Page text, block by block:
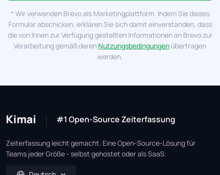
* Wir verwenden Brevo als Marketingplattform. Indem Sie dieses
Formular abschicken, erklären Sie sich damit einverstanden, dass
die von Ihnen zur Verfügung gestellten Informationen an Brevo zur
Verarbeitung gemäß deren Nutzungsbedingungen übertragen
werden.
Kimai #1 Open-Source Zeiterfassung
Zeiterfassung leicht gemacht. Eine Open-Source-Lösung für
Teams jeder Größe - selbst gehostet oder als SaaS.